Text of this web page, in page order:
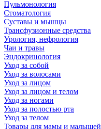
Пульмонология
Стоматология
Суставы и мышцы
Трансфузионные средства
Урология, нефрология
Чаи и травы
Эндокринология
Уход за собой
Уход за волосами
Уход за лицом
Уход за лицом и телом
Уход за ногами
Уход за полостью рта
Уход за телом
Товары для мамы и малышей